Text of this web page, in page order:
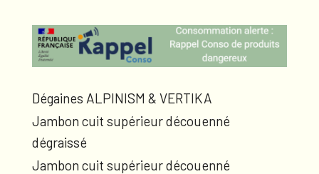
Dégaines ALPINISM & VERTIKA
Jambon cuit supérieur découenné
dégraissé
Jambon cuit supérieur découenné